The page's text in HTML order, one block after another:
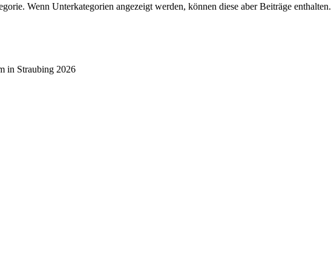
Wenn Unterkategorien angezeigt werden, können diese aber Beiträge enthalten.
in Straubing 2026